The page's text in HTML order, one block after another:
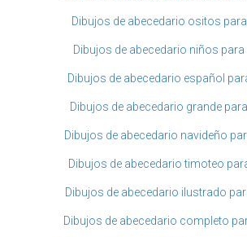
Dibujos de abecedario ositos
Dibujos de abecedario niños
Dibujos de abecedario español
Dibujos de abecedario grande
Dibujos de abecedario navideño
Dibujos de abecedario timoteo
Dibujos de abecedario ilustrado
Dibujos de abecedario completo